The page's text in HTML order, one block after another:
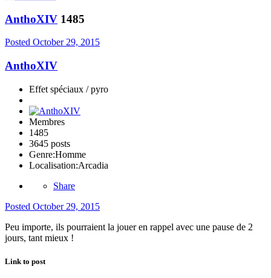
AnthoXIV 1485
Posted October 29, 2015
AnthoXIV
Effet spéciaux / pyro
Membres
1485
3645 posts
Genre:Homme
Localisation:Arcadia
Share
Posted October 29, 2015
Peu importe, ils pourraient la jouer en rappel avec une pause de 2
jours, tant mieux !
Link to post